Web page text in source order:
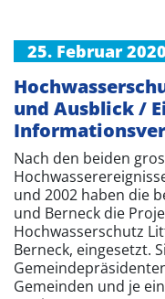
25. Februar 2020
und Ausblick /
Nach den beiden
und 2002 haben die
und Berneck die
Hochwasserschutz
Berneck, eingesetzt.
Gemeinden und je